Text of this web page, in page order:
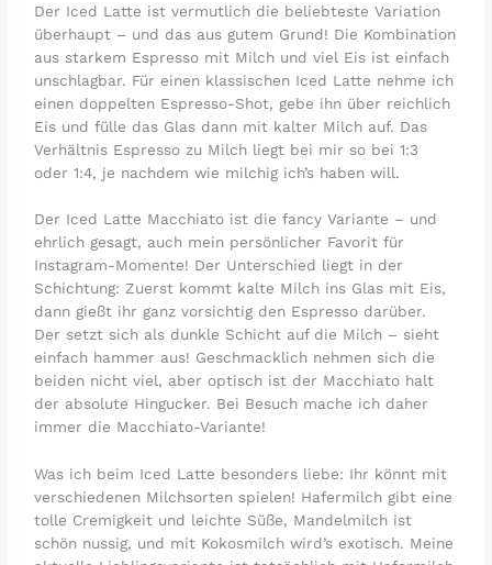
Der Iced Latte ist vermutlich die beliebteste Variation
überhaupt – und das aus gutem Grund! Die Kombination
aus starkem Espresso mit Milch und viel Eis ist einfach
unschlagbar. Für einen klassischen Iced Latte nehme ich
einen doppelten Espresso-Shot, gebe ihn über reichlich
Eis und fülle das Glas dann mit kalter Milch auf. Das
Verhältnis Espresso zu Milch liegt bei mir so bei 1:3
oder 1:4, je nachdem wie milchig ich’s haben will.
Der Iced Latte Macchiato ist die fancy Variante – und
ehrlich gesagt, auch mein persönlicher Favorit für
Instagram-Momente! Der Unterschied liegt in der
Schichtung: Zuerst kommt kalte Milch ins Glas mit Eis,
dann gießt ihr ganz vorsichtig den Espresso darüber.
Der setzt sich als dunkle Schicht auf die Milch – sieht
einfach hammer aus! Geschmacklich nehmen sich die
beiden nicht viel, aber optisch ist der Macchiato halt
der absolute Hingucker. Bei Besuch mache ich daher
immer die Macchiato-Variante!
Was ich beim Iced Latte besonders liebe: Ihr könnt mit
verschiedenen Milchsorten spielen! Hafermilch gibt eine
tolle Cremigkeit und leichte Süße, Mandelmilch ist
schön nussig, und mit Kokosmilch wird’s exotisch. Meine